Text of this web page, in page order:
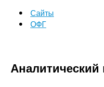
Сайты
ОФГ